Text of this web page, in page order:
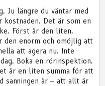
Ju längre du väntar med
kostnaden. Det är som en
Först är den liten.
enorm och omöjlig att
att agera nu. Inte
Boka en rörinspektion.
är en liten summa för att
sanningen är – att allt är